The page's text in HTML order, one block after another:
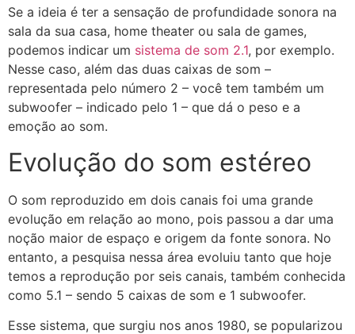
Se a ideia é ter a sensação de profundidade sonora na
sala da sua casa, home theater ou sala de games,
podemos indicar um sistema de som 2.1, por exemplo.
Nesse caso, além das duas caixas de som –
representada pelo número 2 – você tem também um
subwoofer – indicado pelo 1 – que dá o peso e a
emoção ao som.
Evolução do som estéreo
O som reproduzido em dois canais foi uma grande
evolução em relação ao mono, pois passou a dar uma
noção maior de espaço e origem da fonte sonora. No
entanto, a pesquisa nessa área evoluiu tanto que hoje
temos a reprodução por seis canais, também conhecida
como 5.1 – sendo 5 caixas de som e 1 subwoofer.
Esse sistema, que surgiu nos anos 1980, se popularizou